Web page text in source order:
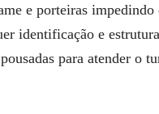
e porteiras
identificação e
para atender o